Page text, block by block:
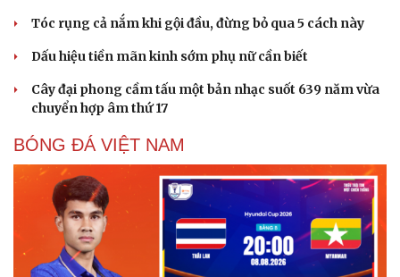
Tóc rụng cả nắm khi gội đầu, đừng bỏ qua 5 cách này
Dấu hiệu tiền mãn kinh sớm phụ nữ cần biết
Cây đại phong cầm tấu một bản nhạc suốt 639 năm vừa
chuyển hợp âm thứ 17
BÓNG ĐÁ VIỆT NAM